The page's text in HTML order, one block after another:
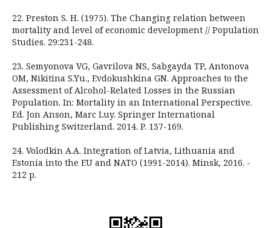
22. Preston S. H. (1975). The Changing relation between
mortality and level of economic development // Population
Studies. 29:231-248.
23. Semyonova VG, Gavrilova NS, Sabgayda TP, Antonova
OM, Nikitina S.Yu., Evdokushkina GN. Approaches to the
Assessment of Alcohol-Related Losses in the Russian
Population. In: Mortality in an International Perspective.
Ed. Jon Anson, Marc Luy. Springer International
Publishing Switzerland. 2014. P. 137-169.
24. Volodkin A.A. Integration of Latvia, Lithuania and
Estonia into the EU and NATO (1991-2014). Minsk, 2016. -
212 p.